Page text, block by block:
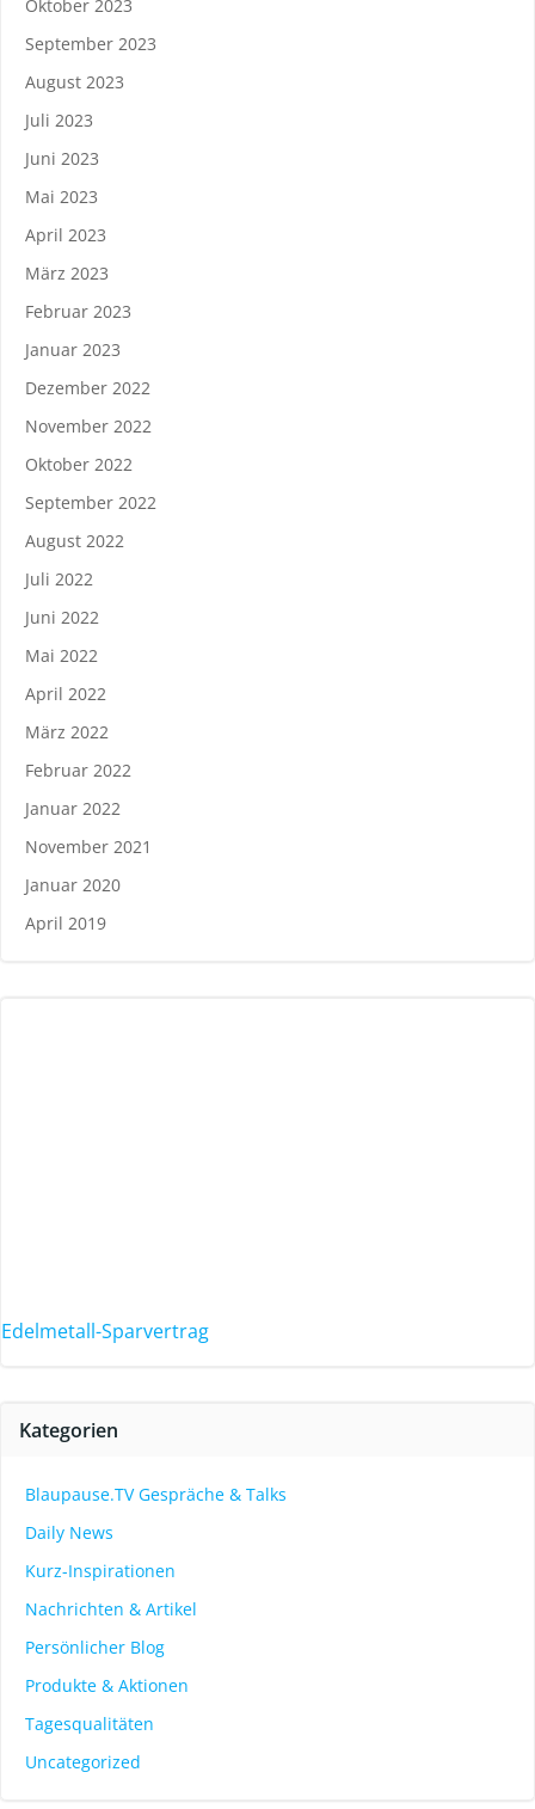
Oktober 2023
September 2023
August 2023
Juli 2023
Juni 2023
Mai 2023
April 2023
März 2023
Februar 2023
Januar 2023
Dezember 2022
November 2022
Oktober 2022
September 2022
August 2022
Juli 2022
Juni 2022
Mai 2022
April 2022
März 2022
Februar 2022
Januar 2022
November 2021
Januar 2020
April 2019
Edelmetall-Sparvertrag
Kategorien
Blaupause.TV Gespräche & Talks
Daily News
Kurz-Inspirationen
Nachrichten & Artikel
Persönlicher Blog
Produkte & Aktionen
Tagesqualitäten
Uncategorized